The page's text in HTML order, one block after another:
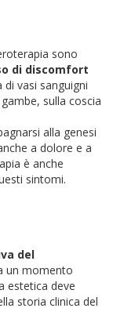
sono
di discomfort
vasi sanguigni
sulla coscia
alla genesi
a dolore e a
è anche
sintomi.
del
un momento
estetica deve
storia clinica del